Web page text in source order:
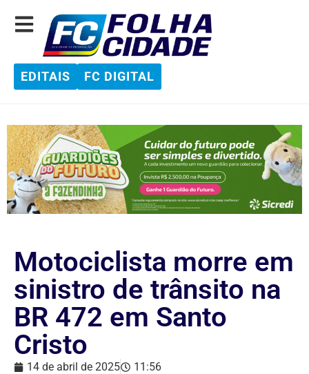
EDITAIS FC DIGITAL
Motociclista morre em
sinistro de trânsito na
BR 472 em Santo
Cristo
14 de abril de 2025 11:56